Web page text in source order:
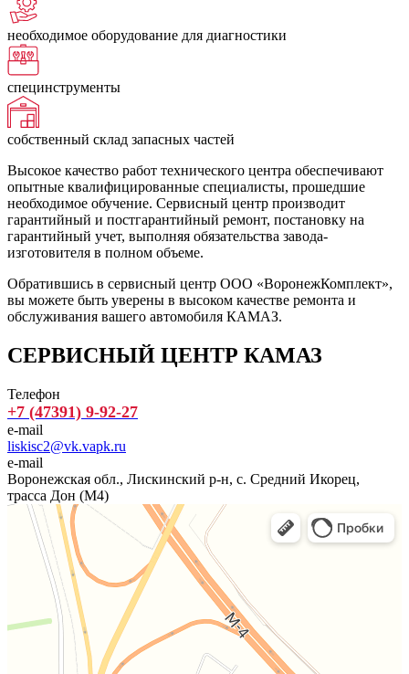
необходимое оборудование для диагностики
специнструменты
собственный склад запасных частей
Высокое качество работ технического центра обеспечивают
опытные квалифицированные специалисты, прошедшие
необходимое обучение. Сервисный центр производит
гарантийный и постгарантийный ремонт, постановку на
гарантийный учет, выполняя обязательства завода-
изготовителя в полном объеме.
Обратившись в сервисный центр ООО «ВоронежКомплект»,
вы можете быть уверены в высоком качестве ремонта и
обслуживания вашего автомобиля КАМАЗ.
СЕРВИСНЫЙ ЦЕНТР КАМАЗ
Телефон
+7 (47391) 9-92-27
e-mail
liskisc2@vk.vapk.ru
e-mail
Воронежская обл., Лискинский р-н, с. Средний Икорец,
трасса Дон (М4)